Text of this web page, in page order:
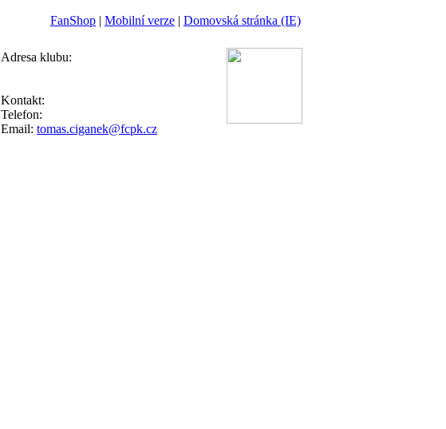
FanShop | Mobilní verze | Domovská stránka (IE)
Adresa klubu:
Kontakt:
Telefon:
Email: tomas.ciganek@fcpk.cz